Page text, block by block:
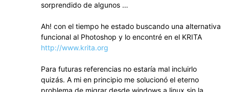
sorprendido de algunos …
Ah! con el tiempo he estado buscando una alternativa
funcional al Photoshop y lo encontré en el KRITA
http://www.krita.org
Para futuras referencias no estaría mal incluirlo
quizás. A mi en principio me solucionó el eterno